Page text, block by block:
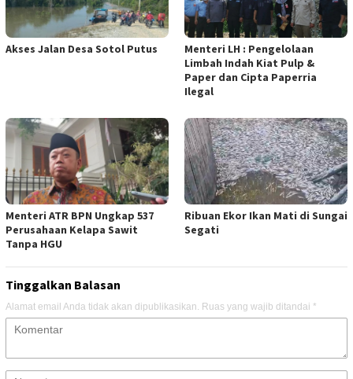
Akses Jalan Desa Sotol Putus
Menteri LH : Pengelolaan
Limbah Indah Kiat Pulp &
Paper dan Cipta Paperria
Ilegal
Menteri ATR BPN Ungkap 537
Perusahaan Kelapa Sawit
Tanpa HGU
Ribuan Ekor Ikan Mati di Sungai
Segati
Tinggalkan Balasan
Alamat email Anda tidak akan dipublikasikan. Ruas yang wajib ditandai *